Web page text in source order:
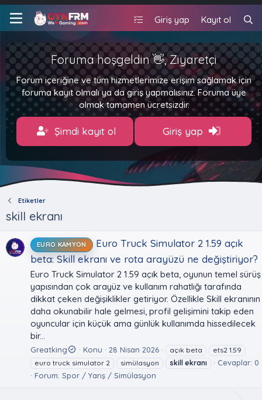
Giriş yap Kayıt ol
Foruma hoşgeldin 👋, Ziyaretçi
Forum içeriğine ve tüm hizmetlerimize erişim sağlamak için
foruma kayıt olmalı ya da giriş yapmalısınız. Foruma üye
olmak tamamen ücretsizdir.
Şimdi kayıt ol Giriş yap
Etiketler
skill ekranı
EURO KAMYON
Euro Truck Simulator 2 1.59 açık
beta: Skill ekranı ve rota arayüzü ne değiştiriyor?
Euro Truck Simulator 2 1.59 açık beta, oyunun temel sürüş
yapısından çok arayüz ve kullanım rahatlığı tarafında
dikkat çeken değişiklikler getiriyor. Özellikle Skill ekranının
daha okunabilir hale gelmesi, profil gelişimini takip eden
oyuncular için küçük ama günlük kullanımda hissedilecek
bir...
Greatking Konu 28 Nisan 2026 açık beta
ets2 1.59
euro truck simulator 2
simülasyon skill ekranı
Cevaplar: 0
Forum: Spor / Yarış / Simülasyon